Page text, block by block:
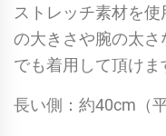
/
シ
ル
バ
ストレッチ素材を
の大きさや腕の太
でも着用して頂けま
長い側：約40cm（平